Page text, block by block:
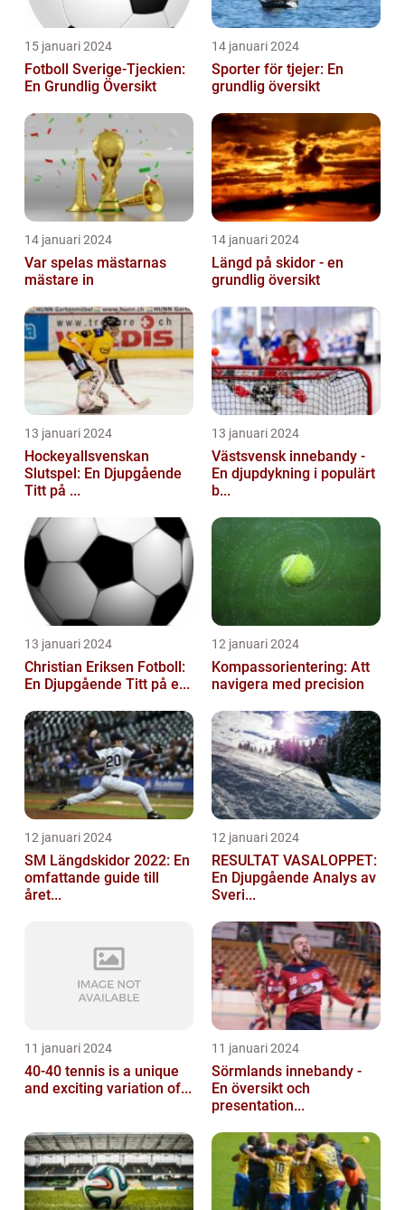
15 januari 2024
Fotboll Sverige-Tjeckien:
En Grundlig Översikt
14 januari 2024
Sporter för tjejer: En
grundlig översikt
14 januari 2024
Var spelas mästarnas
mästare in
14 januari 2024
Längd på skidor - en
grundlig översikt
13 januari 2024
Hockeyallsvenskan
Slutspel: En Djupgående
Titt på ...
13 januari 2024
Västsvensk innebandy -
En djupdykning i populärt
b...
13 januari 2024
Christian Eriksen Fotboll:
En Djupgående Titt på e...
12 januari 2024
Kompassorientering: Att
navigera med precision
12 januari 2024
SM Längdskidor 2022: En
omfattande guide till
året...
12 januari 2024
RESULTAT VASALOPPET:
En Djupgående Analys av
Sveri...
11 januari 2024
40-40 tennis is a unique
and exciting variation of...
11 januari 2024
Sörmlands innebandy -
En översikt och
presentation...